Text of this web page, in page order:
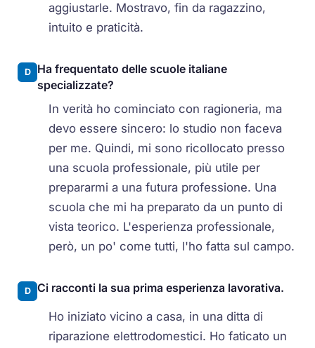
aggiustarle. Mostravo, fin da ragazzino,
intuito e praticità.
D
Ha frequentato delle scuole italiane
specializzate?
In verità ho cominciato con ragioneria, ma
devo essere sincero: lo studio non faceva
per me. Quindi, mi sono ricollocato presso
una scuola professionale, più utile per
prepararmi a una futura professione. Una
scuola che mi ha preparato da un punto di
vista teorico. L'esperienza professionale,
però, un po' come tutti, l'ho fatta sul campo.
D Ci racconti la sua prima esperienza lavorativa.
Ho iniziato vicino a casa, in una ditta di
riparazione elettrodomestici. Ho faticato un